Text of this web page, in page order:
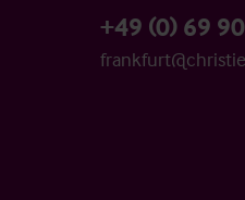
+49 (0) 69